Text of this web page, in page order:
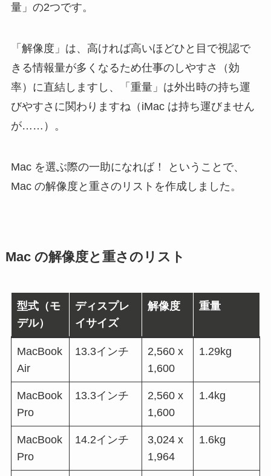
量」の2つです。
「解像度」は、高ければ高いほどひと目で視認で
きる情報量が多くなるため仕事のしやすさ（効
率）に直結しますし、「重量」は外出時の持ち運
びやすさに関わりますね（iMac は持ち運びません
が……）。
Mac を選ぶ際の一助になれば！ ということで、
Mac の解像度と重さのリストを作成しました。
Mac の解像度と重さのリスト
型式（モ
デル）
ディスプレ
イサイズ
解像度 重量
MacBook
Air
13.3インチ
2,560 x
1,600
1.29kg
MacBook
Pro
13.3インチ
2,560 x
1,600
1.4kg
MacBook
Pro
14.2インチ
3,024 x
1,964
1.6kg